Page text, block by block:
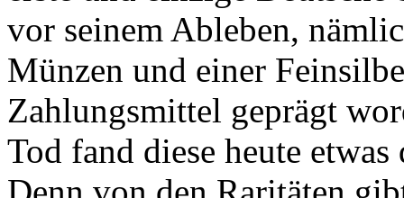
vor seinem Ableben,
Münzen und einer
Zahlungsmittel geprägt
Tod fand diese heute